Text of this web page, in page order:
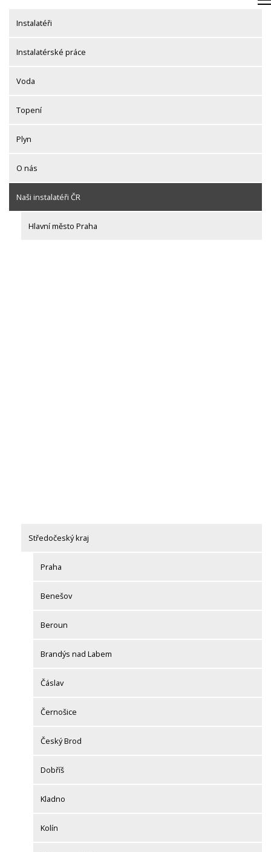
contentInstalatéři
Instalatérské práce
Voda
Topení
Plyn
O nás
Naši instalatéři ČR
Hlavní město Praha
Středočeský kraj
Praha
Benešov
Beroun
Brandýs nad Labem
Čáslav
Černošice
Český Brod
Dobříš
Kladno
Kolín